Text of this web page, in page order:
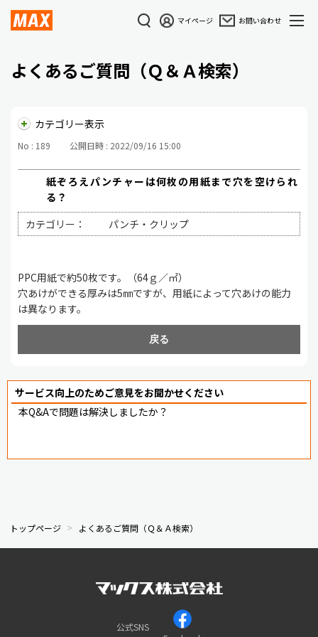
マイページ お問い合わせ
よくあるご質問（Ｑ＆Ａ検索）
カテゴリー表示
No : 189 公開日時 : 2022/09/16 15:00
紙ぞろえパンチャーは何枚の用紙まで穴を空けられ
る？
カテゴリー：
パンチ・クリップ
PPC用紙で約50枚です。（64ｇ／㎡）
穴あけができる厚みは5㎜ですが、用紙によって穴あけの能力
は異なります。
戻る
サービス向上のためご意見をお聞かせください
本Q&Aで問題は解決しましたか？
トップページ よくあるご質問（Ｑ＆Ａ検索）
公式SNS